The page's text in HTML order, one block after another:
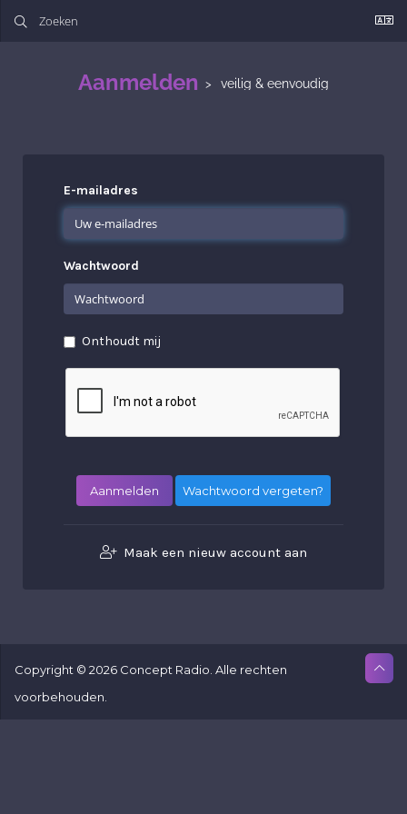
Aanmelden veilig & eenvoudig
E-mailadres
Wachtwoord
Onthoudt mij
Wachtwoord vergeten?
Maak een nieuw account aan
Copyright © 2026 Concept Radio. Alle rechten
voorbehouden.